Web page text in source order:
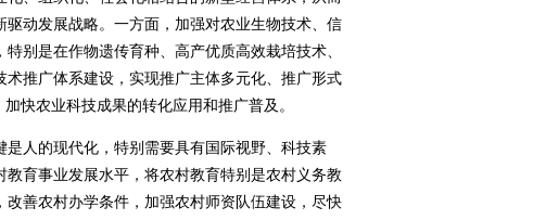
动发展战略。一方面，加强对农业生物技术、信
别是在作物遗传育种、高产优质高效栽培技术、
推广体系建设，实现推广主体多元化、推广形式
加快农业科技成果的转化应用和推广普及。
人的现代化，特别需要具有国际视野、科技素
教育事业发展水平，将农村教育特别是农村义务教
善农村办学条件，加强农村师资队伍建设，尽快